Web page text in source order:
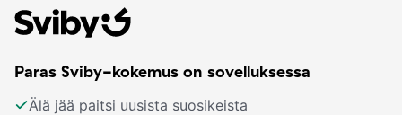
Paras Sviby-kokemus on sovelluksessa
Älä jää paitsi uusista suosikeista